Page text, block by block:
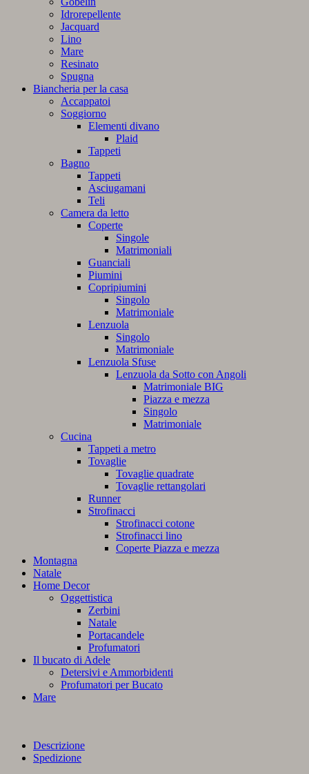
Idrorepellente
Jacquard
Lino
Mare
Resinato
Spugna
Biancheria per la casa
Accappatoi
Soggiorno
Elementi divano
Plaid
Tappeti
Bagno
Tappeti
Asciugamani
Teli
Camera da letto
Coperte
Singole
Matrimoniali
Guanciali
Piumini
Copripiumini
Singolo
Matrimoniale
Lenzuola
Singolo
Matrimoniale
Lenzuola Sfuse
Lenzuola da Sotto con Angoli
Matrimoniale BIG
Piazza e mezza
Singolo
Matrimoniale
Cucina
Tappeti a metro
Tovaglie
Tovaglie quadrate
Tovaglie rettangolari
Runner
Strofinacci
Strofinacci cotone
Strofinacci lino
Coperte Piazza e mezza
Montagna
Natale
Home Decor
Oggettistica
Zerbini
Natale
Portacandele
Profumatori
Il bucato di Adele
Detersivi e Ammorbidenti
Profumatori per Bucato
Mare
Descrizione
Spedizione